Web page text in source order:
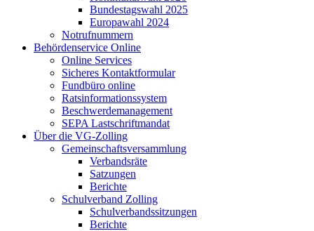
Bundestagswahl 2025
Europawahl 2024
Notrufnummern
Behördenservice Online
Online Services
Sicheres Kontaktformular
Fundbüro online
Ratsinformationssystem
Beschwerdemanagement
SEPA Lastschriftmandat
Über die VG-Zolling
Gemeinschaftsversammlung
Verbandsräte
Satzungen
Berichte
Schulverband Zolling
Schulverbandssitzungen
Berichte